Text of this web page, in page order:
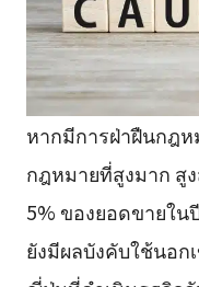
หากมีการฝ่าฝืนกฎ
กฎหมายที่สูงมาก สู
5% ของยอดขายใ
ยังมีผลบังคับใช้นอ